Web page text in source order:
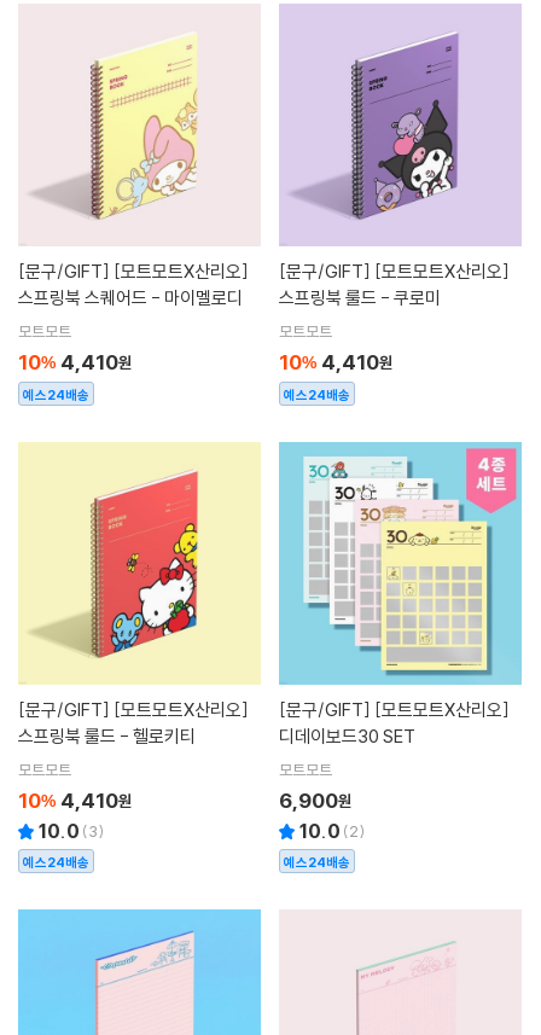
[문구/GIFT]
스프링북 스퀘어드 - 마이멜로디
모트모트
10% 4,410원
예스24배송
[문구/GIFT]
스프링북 룰드 - 쿠로미
모트모트
10% 4,410원
예스24배송
[문구/GIFT]
스프링북 룰드 - 헬로키티
모트모트
10% 4,410원
10.0 (3)
예스24배송
[문구/GIFT]
디데이보드30 SET
모트모트
6,900원
10.0 (2)
예스24배송